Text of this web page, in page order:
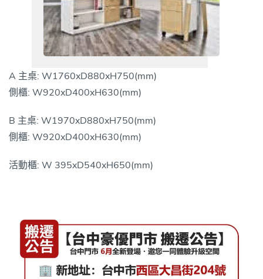
A 主桌: W1760xD880xH750(mm)
側櫃: W920xD400xH630(mm)
B 主桌: W1970xD880xH750(mm)
側櫃: W920xD400xH630(mm)
活動櫃: W 395xD540xH650(mm)